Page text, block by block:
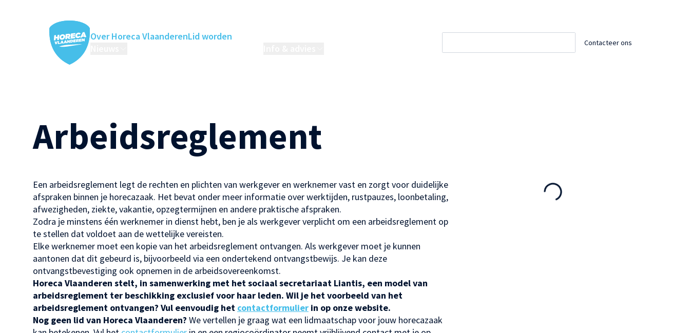
Over Horeca VlaanderenLid worden
Contacteer ons
Arbeidsreglement
Een arbeidsreglement legt de rechten en plichten van werkgever en werknemer vast en zorgt voor duidelijke
afspraken binnen je horecazaak. Het bevat onder meer informatie over werktijden, rustpauzes, loonbetaling,
afwezigheden, ziekte, vakantie, opzegtermijnen en andere praktische afspraken.
Zodra je minstens één werknemer in dienst hebt, ben je als werkgever verplicht om een arbeidsreglement op
te stellen dat voldoet aan de wettelijke vereisten.
Elke werknemer moet een kopie van het arbeidsreglement ontvangen. Als werkgever moet je kunnen
aantonen dat dit gebeurd is, bijvoorbeeld via een ondertekend ontvangstbewijs. Je kan deze
ontvangstbevestiging ook opnemen in de arbeidsovereenkomst.
Horeca Vlaanderen stelt, in samenwerking met het sociaal secretariaat Liantis, een model van
arbeidsreglement ter beschikking exclusief voor haar leden. Wil je het voorbeeld van het
arbeidsreglement ontvangen? Vul eenvoudig het contactformulier in op onze website.
Nog geen lid van Horeca Vlaanderen? We vertellen je graag wat een lidmaatschap voor jouw horecazaak